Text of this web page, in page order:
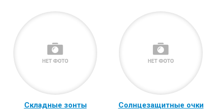
Складные зонты Солнцезащитные очки